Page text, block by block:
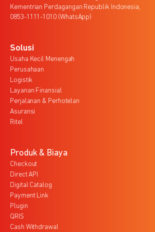
Kementrian Perdagangan Republik Indonesia,
0853-1111-1010 (WhatsApp)
Solusi
Usaha Kecil Menengah
Perusahaan
Logistik
Layanan Finansial
Perjalanan & Perhotelan
Asuransi
Ritel
Produk & Biaya
Checkout
Direct API
Digital Catalog
Payment Link
Plugin
QRIS
Cash Withdrawal